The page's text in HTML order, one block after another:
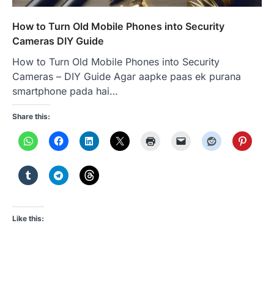
How to Turn Old Mobile Phones into Security
Cameras DIY Guide
How to Turn Old Mobile Phones into Security
Cameras – DIY Guide Agar aapke paas ek purana
smartphone pada hai…
Share this:
Like this: